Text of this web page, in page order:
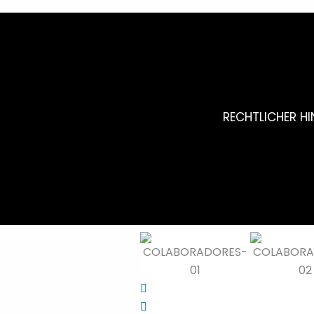
RECHTLICHER